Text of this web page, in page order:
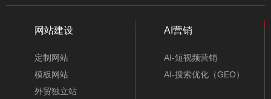
网站建设
定制网站
模板网站
外贸独立站
AI营销
AI-短视频营销
AI-搜索优化（GEO）